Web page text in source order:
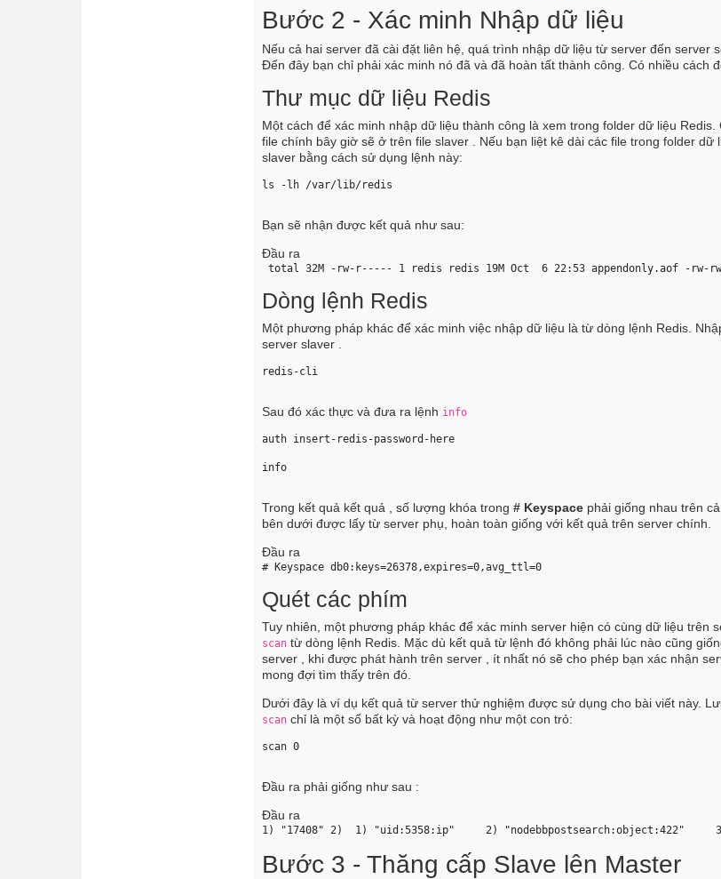
Bước 2 - Xác minh Nhập dữ liệu
Nếu cả hai server đã cài đặt liên hệ, quá trình nhập dữ liệu từ server đến server
Đến đây bạn chỉ phải xác minh nó đã và đã hoàn tất thành công. Có nhiều cách
Thư mục dữ liệu Redis
Một cách để xác minh nhập dữ liệu thành công là xem trong folder dữ liệu
file chính bây giờ sẽ ở trên file slaver . Nếu bạn liệt kê dài các file trong folder dữ
slaver bằng cách sử dụng lệnh này:
ls -lh /var/lib/redis
Bạn sẽ nhận được kết quả như sau:
Đầu ra
total 32M -rw-r----- 1 redis redis 19M Oct  6 22:53 appendonly.aof -rw-
Dòng lệnh Redis
Một phương pháp khác để xác minh việc nhập dữ liệu là từ dòng lệnh Redis.
server slaver .
redis-cli
Sau đó xác thực và đưa ra lệnh info
auth insert-redis-password-here
info
Trong kết quả kết quả , số lượng khóa trong# Keyspace phải giống nhau trên
bên dưới được lấy từ server phụ, hoàn toàn giống với kết quả trên server chính.
Đầu ra
# Keyspace db0:keys=26378,expires=0,avg_ttl=0
Quét các phím
Tuy nhiên, một phương pháp khác để xác minh server hiện có cùng dữ liệu trên
scan từ dòng lệnh Redis. Mặc dù kết quả từ lệnh đó không phải lúc nào cũng
server , khi được phát hành trên server , ít nhất nó sẽ cho phép bạn xác nhận
mong đợi tìm thấy trên đó.
Dưới đây là ví dụ kết quả từ server thử nghiệm được sử dụng cho bài viết này.
scan chỉ là một số bất kỳ và hoạt động như một con trỏ:
scan 0
Đầu ra phải giống như sau :
Đầu ra
1) "17408" 2)  1) "uid:5358:ip"     2) "nodebbpostsearch:object:422"
Bước 3 - Thăng cấp Slave lên Master